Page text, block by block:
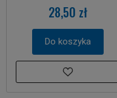
28,50 zł
Do koszyka